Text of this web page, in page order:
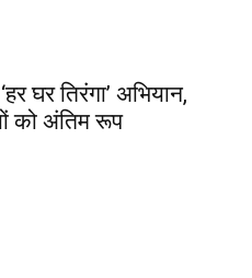
घर तिरंगा’ अभियान,
को अंतिम रूप